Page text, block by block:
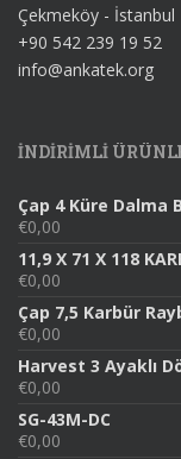
Çekmeköy - İstanbul
+90 542 239 19 52
info@ankatek.org
INDIRIMLI
Çap 4 Küre Dalma
€0,00
11,9 X 71 X 118
€0,00
Çap 7,5 Karbür
€0,00
Harvest 3 Ayaklı
€0,00
SG-43M-DC
€0,00